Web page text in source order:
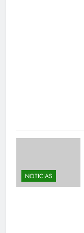
NOTICIAS